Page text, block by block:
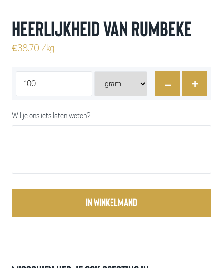
Heerlijkheid van Rumbeke
€38,70 /kg
- +
Wil je ons iets laten weten?
In winkelmand